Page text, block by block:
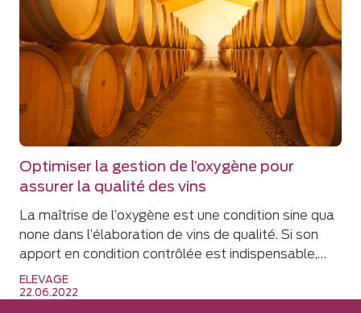
Optimiser la gestion de l’oxygène pour
assurer la qualité des vins
ELEVAGE
22.06.2022
La maîtrise de l’oxygène est une condition sine qua
none dans l’élaboration de vins de qualité. Si son
apport en condition contrôlée est indispensable,…